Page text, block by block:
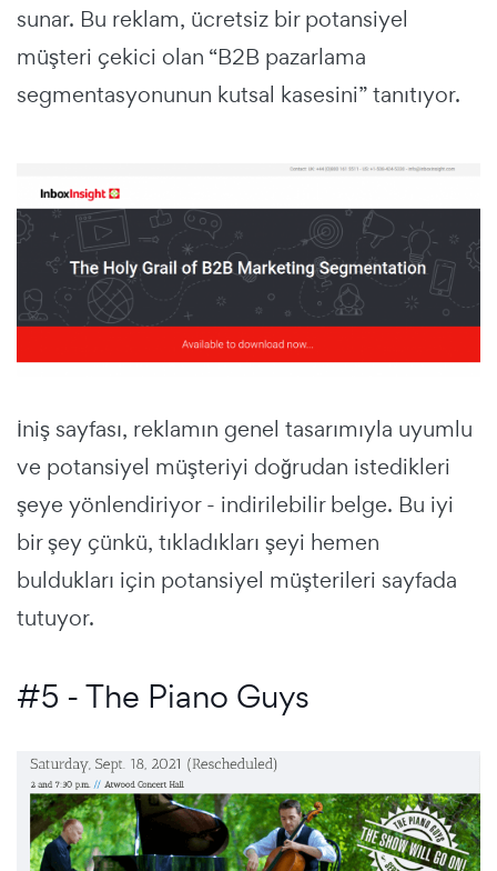
sunar. Bu reklam, ücretsiz bir potansiyel
müşteri çekici olan “B2B pazarlama
segmentasyonunun kutsal kasesini” tanıtıyor.
İniş sayfası, reklamın genel tasarımıyla uyumlu
ve potansiyel müşteriyi doğrudan istedikleri
şeye yönlendiriyor - indirilebilir belge. Bu iyi
bir şey çünkü, tıkladıkları şeyi hemen
buldukları için potansiyel müşterileri sayfada
tutuyor.
#5 - The Piano Guys